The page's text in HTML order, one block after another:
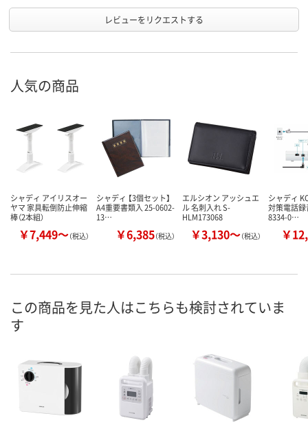
レビューをリクエストする
人気の商品
シャディ アイリスオー
ヤマ 家具転倒防止伸縮
棒（2本組）
￥7,449～（税込）
シャディ 【3個セット】
A4重要書類入 25-0602-
13…
￥6,385（税込）
エルシオン アッシュエ
ル 名刺入れ S-
HLM173068
￥3,130～（税込）
シャディ
対策電話録
8334-0…
￥
この商品を見た人はこちらも検討されていま
す